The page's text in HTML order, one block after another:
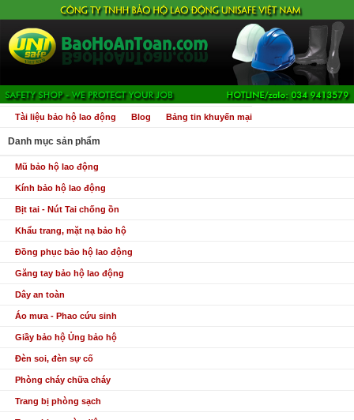
Tài liệu bảo hộ lao động Blog Bảng tin khuyến mại
Danh mục sản phẩm
Mũ bảo hộ lao động
Kính bảo hộ lao động
Bịt tai - Nút Tai chống ồn
Khẩu trang, mặt nạ bảo hộ
Đồng phục bảo hộ lao động
Găng tay bảo hộ lao động
Dây an toàn
Áo mưa - Phao cứu sinh
Giầy bảo hộ Ủng bảo hộ
Đèn soi, đèn sự cố
Phòng cháy chữa cháy
Trang bị phòng sạch